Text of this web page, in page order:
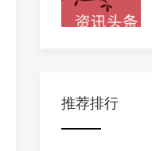
推荐排行